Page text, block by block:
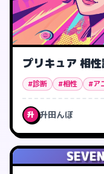
プリキュア 相
#診断 #相性 #ア
升 升田んぼ